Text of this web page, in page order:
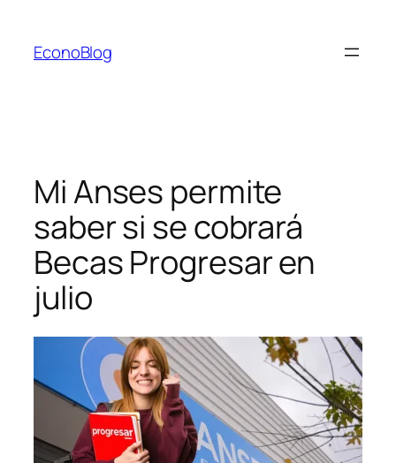
contenido
EconoBlog
Mi Anses permite
saber si se cobrará
Becas Progresar en
julio